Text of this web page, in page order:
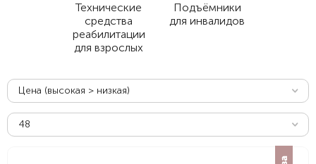
Технические
средства
реабилитации
для взрослых
Подъёмники
для инвалидов
Цена (высокая > низкая)
48